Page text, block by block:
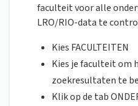
faculteit voor alle
LRO/RIO-data te
Kies FACULTEITEN
Kies je faculteit om
zoekresultaten te
Klik op de tab